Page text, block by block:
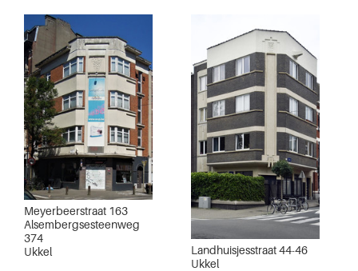
Meyerbeerstraat 163
Alsembergsesteenweg
374
Ukkel
Landhuisjesstraat 44-46
Ukkel